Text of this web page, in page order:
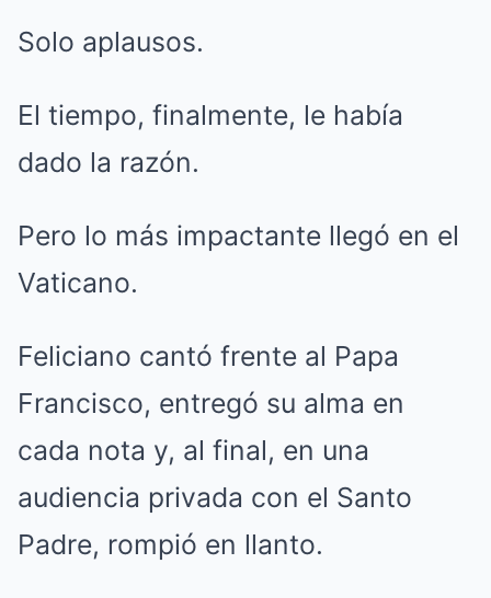
Solo aplausos.
El tiempo, finalmente, le había
dado la razón.
Pero lo más impactante llegó en el
Vaticano.
Feliciano cantó frente al Papa
Francisco, entregó su alma en
cada nota y, al final, en una
audiencia privada con el Santo
Padre, rompió en llanto.